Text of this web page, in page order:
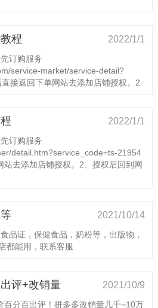
程 2022/1/1
订购服务
service-market/service-detail?
接返回下单网站去添加店铺授权。2
2022/1/1
订购服务
detail.htm?service_code=ts-21954
去添加店铺授权。2、授权后回到网
2021/10/14
品证，保健食品，奶粉等，出版物，
都能用，联系客服
评+改销量 2021/10/9
百分百出评！拼多多改销量几千~10万